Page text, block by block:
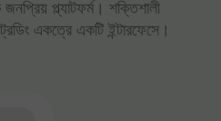
প্ল্যাটফর্ম। শক্তিশালী
একত্রে একটি ইন্টারফেসে।